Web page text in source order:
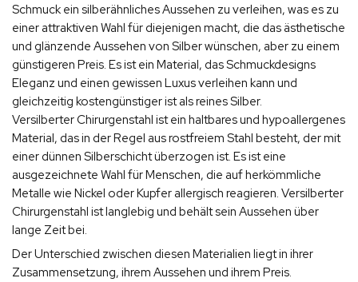
Schmuck ein silberähnliches Aussehen zu verleihen, was es zu
einer attraktiven Wahl für diejenigen macht, die das ästhetische
und glänzende Aussehen von Silber wünschen, aber zu einem
günstigeren Preis. Es ist ein Material, das Schmuckdesigns
Eleganz und einen gewissen Luxus verleihen kann und
gleichzeitig kostengünstiger ist als reines Silber.
Versilberter Chirurgenstahl ist ein haltbares und hypoallergenes
Material, das in der Regel aus rostfreiem Stahl besteht, der mit
einer dünnen Silberschicht überzogen ist. Es ist eine
ausgezeichnete Wahl für Menschen, die auf herkömmliche
Metalle wie Nickel oder Kupfer allergisch reagieren. Versilberter
Chirurgenstahl ist langlebig und behält sein Aussehen über
lange Zeit bei.
Der Unterschied zwischen diesen Materialien liegt in ihrer
Zusammensetzung, ihrem Aussehen und ihrem Preis.